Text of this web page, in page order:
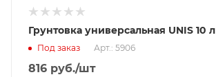
Грунтовка универсальная UNIS 10 л
Под заказ Арт.: 5906
816 руб./шт